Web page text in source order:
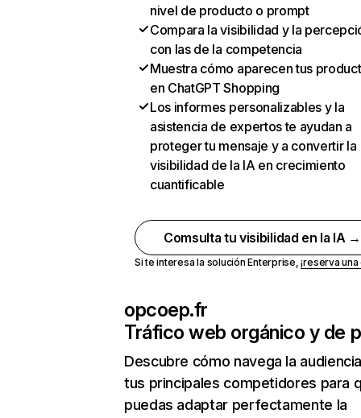
nivel de producto o prompt
Compara la visibilidad y la
con las de la competencia
Muestra cómo aparecen tus
en ChatGPT Shopping
Los informes personalizables y la
asistencia de expertos te ayudan a
proteger tu mensaje y a convertir la
visibilidad de la IA en crecimiento
cuantificable
Comsulta tu visibilidad en la IA →
Si te interesa la solución Enterprise,¡reserva
opcoep.fr
Tráfico web orgánico y de
Descubre cómo navega la
tus principales competidores para
puedas adaptar perfectamente la